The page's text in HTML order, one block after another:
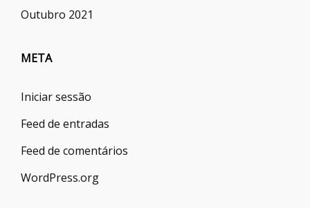
Outubro 2021
META
Iniciar sessão
Feed de entradas
Feed de comentários
WordPress.org